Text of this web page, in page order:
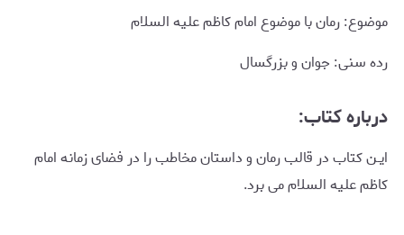
موضوع: رمان با موضوع امام کاظم علیه السلام
رده سنی: جوان و بزرگسال
درباره کتاب:
ایـن کتاب در قالب رمان و داستان مخاطب را در فضای زمانه امام
کاظم علیه السلام می برد.